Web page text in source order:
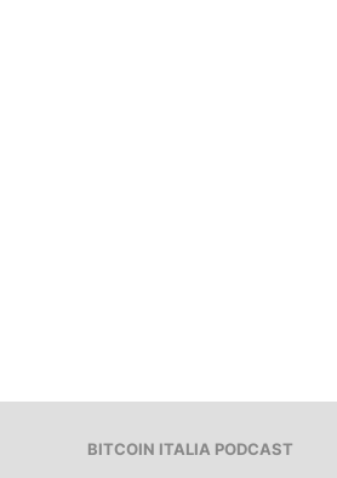
BITCOIN ITALIA PODCAST